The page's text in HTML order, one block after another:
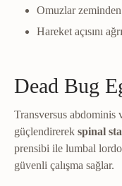
Omuzlar
Hareket açısını
Dead Bug
Transversus abdominis
güçlendirerek spinal
prensibi ile lumbal
güvenli çalışma sağlar.